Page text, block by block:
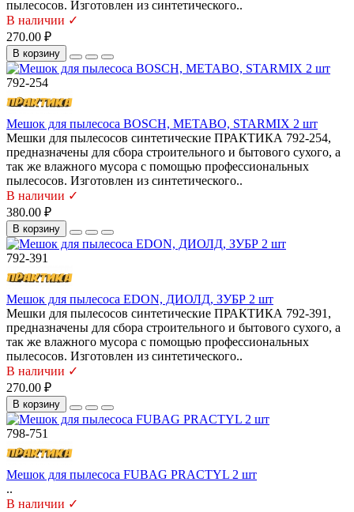
пылесосов. Изготовлен из синтетического..
В наличии ✓
270.00 ₽
В корзину
792-254
Мешок для пылесоса BOSCH, METABO, STARMIX 2 шт
Мешки для пылесосов синтетические ПРАКТИКА 792-254,
предназначены для сбора строительного и бытового сухого, а
так же влажного мусора с помощью профессиональных
пылесосов. Изготовлен из синтетического..
В наличии ✓
380.00 ₽
В корзину
792-391
Мешок для пылесоса EDON, ДИОЛД, ЗУБР 2 шт
Мешки для пылесосов синтетические ПРАКТИКА 792-391,
предназначены для сбора строительного и бытового сухого, а
так же влажного мусора с помощью профессиональных
пылесосов. Изготовлен из синтетического..
В наличии ✓
270.00 ₽
В корзину
798-751
Мешок для пылесоса FUBAG PRACTYL 2 шт
..
В наличии ✓